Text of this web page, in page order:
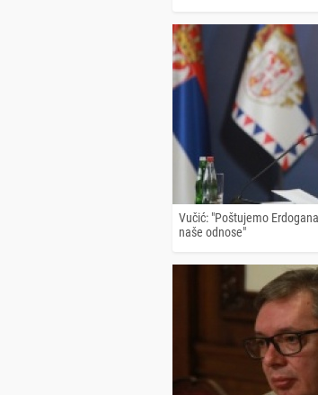
Vučić: "Poštujemo
naše odnose"